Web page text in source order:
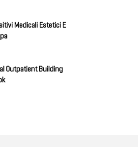
Medicali Estetici E
Outpatient Building